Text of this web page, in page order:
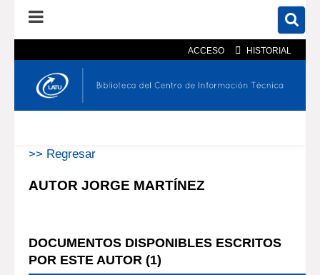
ACCESO HISTORIAL
En el catálogo En el sitio
>> Regresar
AUTOR JORGE MARTÍNEZ
DOCUMENTOS DISPONIBLES ESCRITOS
POR ESTE AUTOR (1)